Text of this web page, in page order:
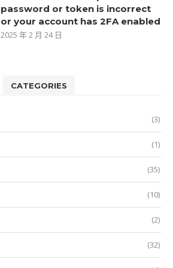
password or token is incorrect
or your account has 2FA enabled
2025 年 2 月 24 日
CATEGORIES
(3)
(1)
(35)
(10)
(2)
(32)